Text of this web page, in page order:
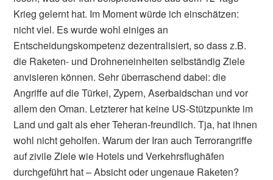
Krieg gelernt hat. Im Moment würde ich einschätzen:
nicht viel. Es wurde wohl einiges an
Entscheidungskompetenz dezentralisiert, so dass z.B.
die Raketen- und Drohneneinheiten selbständig Ziele
anvisieren können. Sehr überraschend dabei: die
Angriffe auf die Türkei, Zypern, Aserbaidschan und vor
allem den Oman. Letzterer hat keine US-Stützpunkte im
Land und galt als eher Teheran-freundlich. Tja, hat ihnen
wohl nicht geholfen. Warum der Iran auch Terrorangriffe
auf zivile Ziele wie Hotels und Verkehrsflughäfen
durchgeführt hat – Absicht oder ungenaue Raketen?